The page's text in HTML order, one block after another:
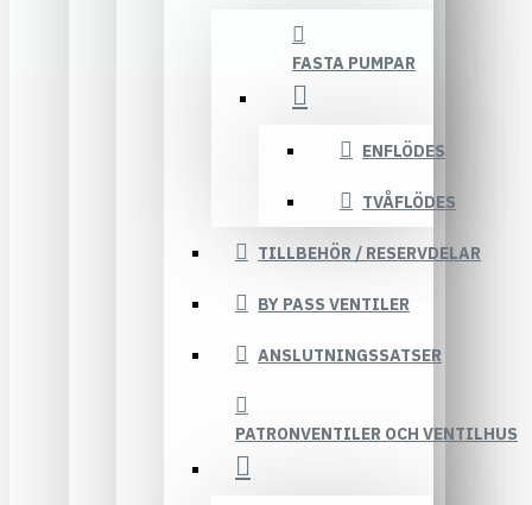
FASTA PUMPAR
ENFLÖDES
TVÅFLÖDES
TILLBEHÖR / RESERVDELAR
BY PASS VENTILER
ANSLUTNINGSSATSER
PATRONVENTILER OCH VENTILHUS